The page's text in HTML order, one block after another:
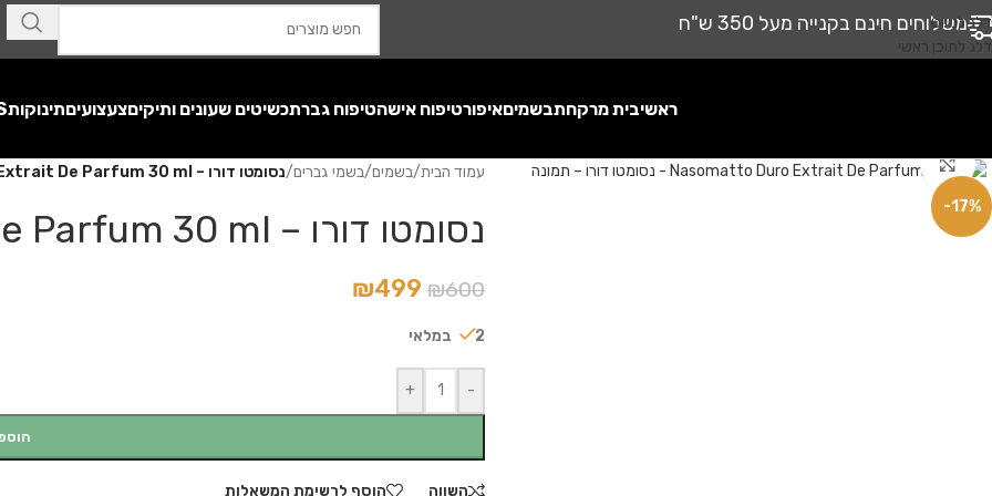
דלג לניווט
דלג לתוכן ראשי
משלוחים חינם בקנייה מעל 350 ש"ח
ראשיבית מרקחתבשמיםאיפורטיפוח אישהטיפוח גברתכשיטים שעונים ותיקיםצעצועיםתינוקות
-17%
לחץ להגדלה עמוד הבית/בשמים/בשמי גברים/נסומטו דורו – Nasomatto Duro Extrait De Parfum 30 ml
נסומטו דורו – Nasomatto Duro Extrait De Parfum 30 ml
₪600
₪499
2 במלאי
-
+
השווה הוסף לרשימת המשאלות